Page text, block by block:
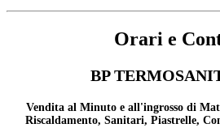
Orari e
BP
Vendita al Minuto e all'ingrosso di
Riscaldamento, Sanitari, Piastrelle,